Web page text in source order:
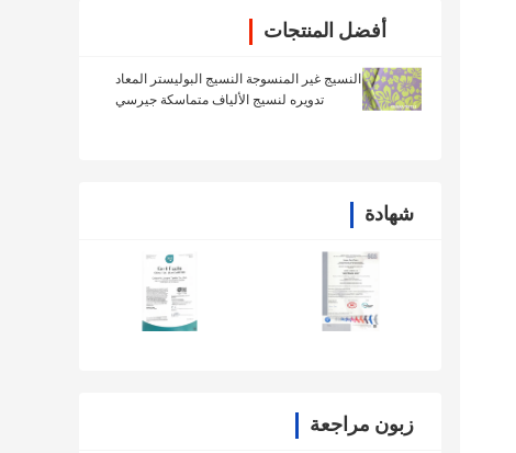
أفضل المنتجات
النسيج غير المنسوجة النسيج البوليستر المعاد
تدويره لنسيج الألياف متماسكة جيرسي
شهادة
زبون مراجعة